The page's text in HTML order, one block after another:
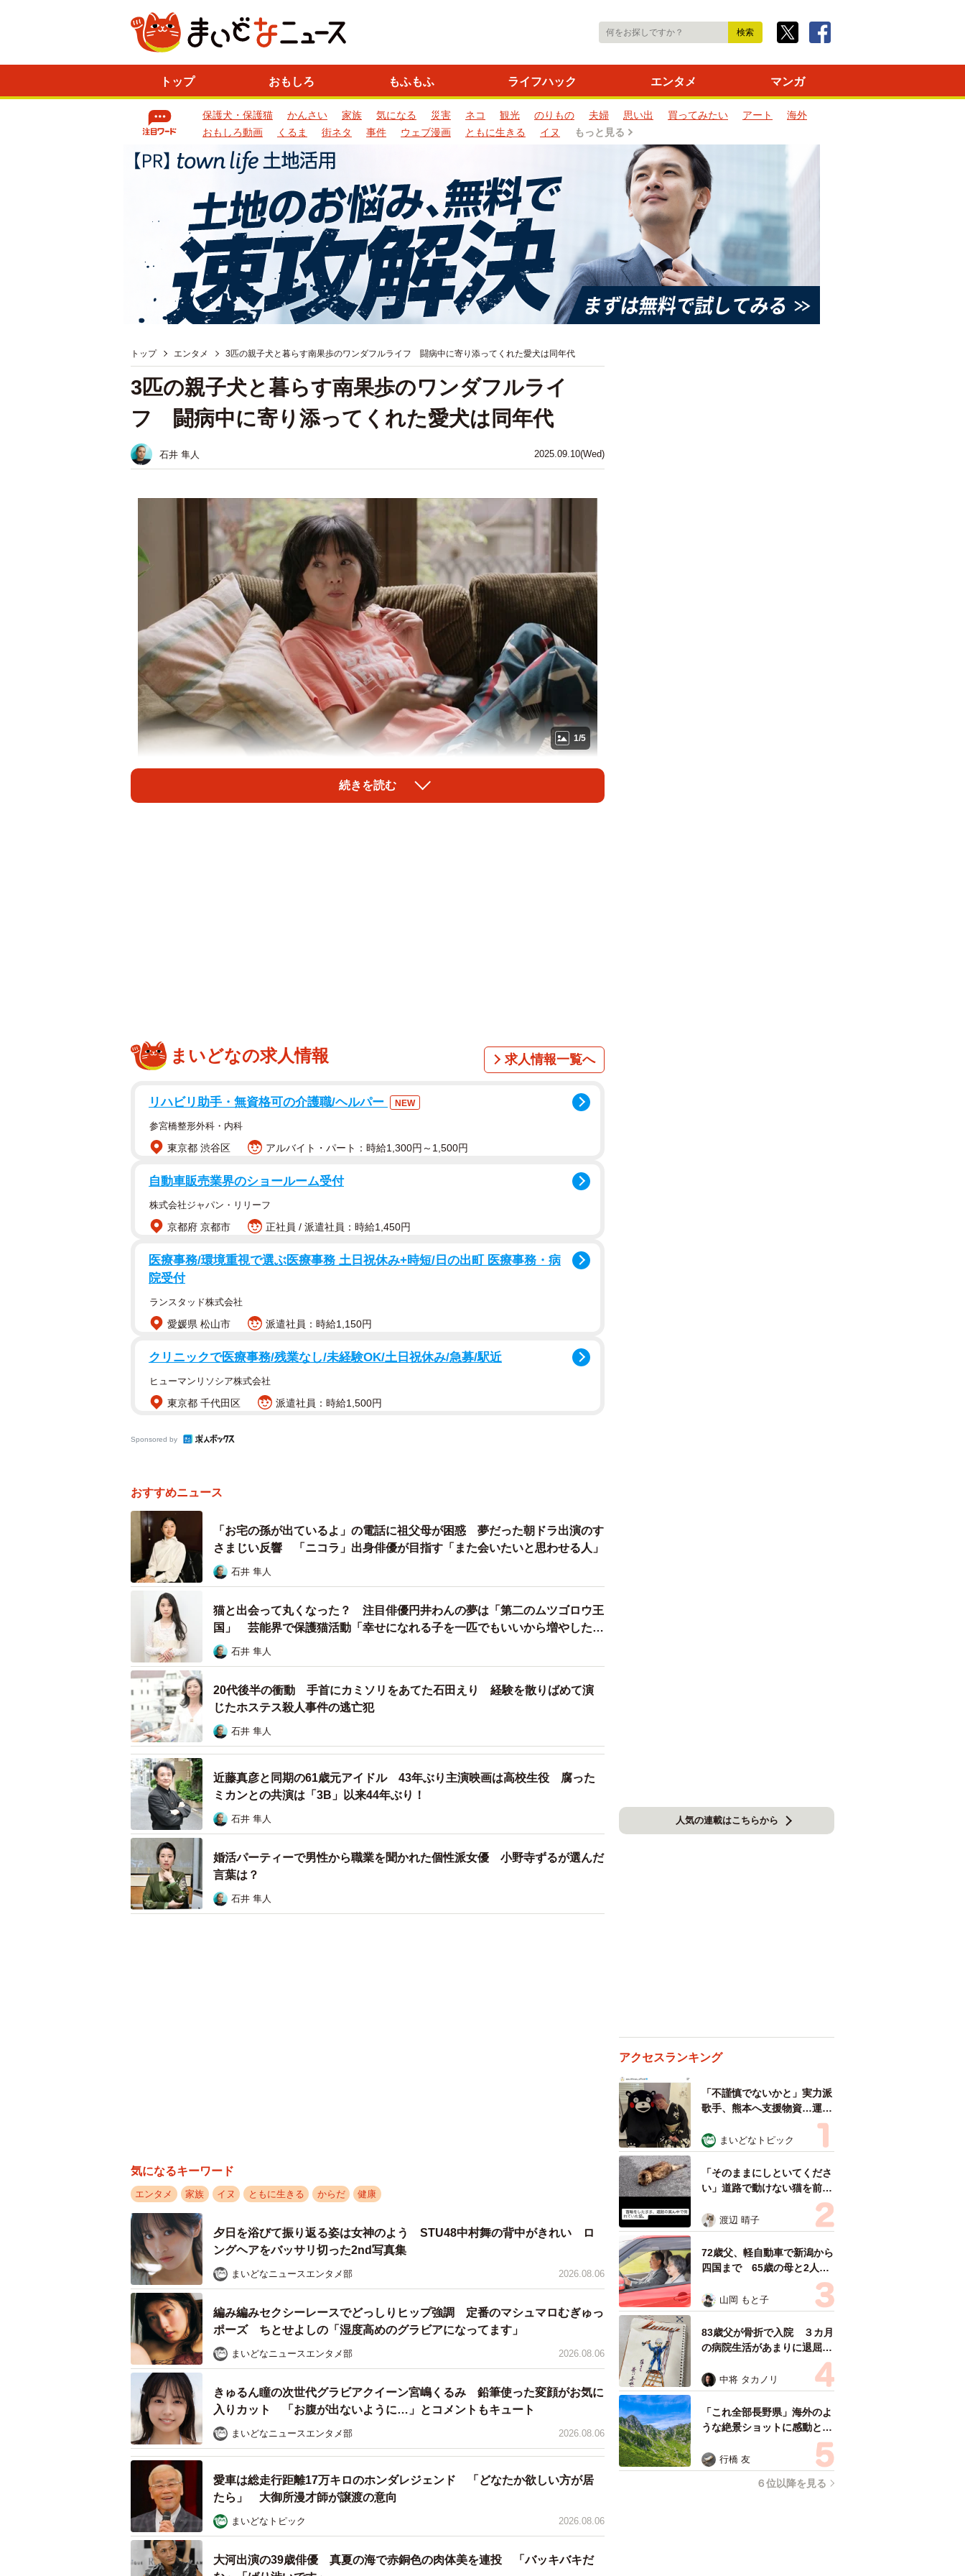
トップ おもしろ もふもふ ライフハック エンタメ マンガ
保護犬・保護猫 かんさい 家族 気になる 災害 ネコ 観光 のりもの 夫婦 思い出 買ってみたい アート
海外
おもしろ動画
くるま 街ネタ 事件 ウェブ漫画 ともに生きる イヌ もっと見る
トップ エンタメ 3匹の親子犬と暮らす南果歩のワンダフルライフ 闘病中に寄り添ってくれた愛犬は同年代
2025.09.10(Wed)
3匹の親子犬と暮らす南果歩のワンダフルライ
フ 闘病中に寄り添ってくれた愛犬は同年代
石井 隼人
1/5
主演映画『ルール・オブ・リビング ～“わたし”の生き方・再起動～』
「一番の身近な自然です」
には同じですね」と目を細める。
南果歩、ワンダフルライフ中（ご本人提供）
感心する日々
サンスクリット語で「感謝」「平和」を意味するシャンティには、深い思い入れと思い出が
ある。
「ちょうど私が乳癌に罹患する前年にお友達のお家で生まれた子を譲り受けたんです。それ
がシャンティ。偶然にも凄く良いタイミングでやって来てくれたなと思います。私が病気で
落ち込んでいた時もずっと傍にいてくれましたから」
南は3匹を評して「一番の身近な自然」と言う。気付きを与えてくれる存在として尊敬して
いる。「本能のままに食べ、寝て、遊ぶ。獣として自然体でありのままに生きる姿には、人
間として見習うべきものが沢山あると感心させられる毎日です」
3/5
9月19日には南主演の映画『ルール・オブ・リビング ～“わたし”の生き方・再起動～』が公
開される。異文化交流を通して新しい人生を開拓していくポジティブコメディーだ。
初日翌日の9月20日には新宿ピカデリーにて公開記念舞台挨が実施され、南、すみれ、グレ
続きを読む
まいどなの求人情報 求人情報一覧へ
リハビリ助手・無資格可の介護職/ヘルパー NEW
参宮橋整形外科・内科
東京都 渋谷区 アルバイト・パート：時給1,300円～1,500円
自動車販売業界のショールーム受付
株式会社ジャパン・リリーフ
京都府 京都市 正社員 / 派遣社員：時給1,450円
医療事務/環境重視で選ぶ医療事務 土日祝休み+時短/日の出町 医療事務・病
院受付
ランスタッド株式会社
愛媛県 松山市 派遣社員：時給1,150円
クリニックで医療事務/残業なし/未経験OK/土日祝休み/急募/駅近
ヒューマンリソシア株式会社
東京都 千代田区 派遣社員：時給1,500円
Sponsored by
おすすめニュース
「お宅の孫が出ているよ」の電話に祖父母が困惑 夢だった朝ドラ出演のす
さまじい反響 「ニコラ」出身俳優が目指す「また会いたいと思わせる人」
石井 隼人
猫と出会って丸くなった？ 注目俳優円井わんの夢は「第二のムツゴロウ王
国」 芸能界で保護猫活動「幸せになれる子を一匹でもいいから増やした
い」
石井 隼人
20代後半の衝動 手首にカミソリをあてた石田えり 経験を散りばめて演
じたホステス殺人事件の逃亡犯
石井 隼人
近藤真彦と同期の61歳元アイドル 43年ぶり主演映画は高校生役 腐った
ミカンとの共演は「3B」以来44年ぶり！
石井 隼人
婚活パーティーで男性から職業を聞かれた個性派女優 小野寺ずるが選んだ
言葉は？
石井 隼人
気になるキーワード
エンタメ 家族 イヌ ともに生きる からだ 健康
夕日を浴びて振り返る姿は女神のよう STU48中村舞の背中がきれい ロ
ングヘアをバッサリ切った2nd写真集
まいどなニュースエンタメ部 2026.08.06
編み編みセクシーレースでどっしりヒップ強調 定番のマシュマロむぎゅっ
ポーズ ちとせよしの「湿度高めのグラビアになってます」
まいどなニュースエンタメ部 2026.08.06
きゅるん瞳の次世代グラビアクイーン宮嶋くるみ 鉛筆使った変顔がお気に
入りカット 「お腹が出ないように…」とコメントもキュート
まいどなニュースエンタメ部 2026.08.06
愛車は総走行距離17万キロのホンダレジェンド 「どなたか欲しい方が居
たら」 大御所漫才師が譲渡の意向
まいどなトピック 2026.08.06
大河出演の39歳俳優 真夏の海で赤銅色の肉体美を連投 「バッキバキだ
人気の連載はこちらから
アクセスランキング
「不謹慎でないかと」実力派
歌手、熊本へ支援物資…運搬
トラックの車体デザインにた
めらい 「痛いほど伝わる」
「行動され立派」
まいどなトピック
「そのままにしといてくださ
い」道路で動けない猫を前に
返された一言… 懸命に生き
ようとした4日間 「命の重
さはみんな同じ」保護団体代
表の訴え
渡辺 晴子
72歳父、軽自動車で新潟から
四国まで 65歳の母と2人で
3泊4日の旅 パーキングの休
憩まで分刻み… 「大学生で
も組まねえよ！」
山岡 もと子
83歳父が骨折で入院 ３カ月
の病院生活があまりに退屈で
い！」→スケッチブックを見
た家族が仰天「これ、売れま
すよ…」
中将 タカノリ
「これ全部長野県」海外のよ
うな絶景ショットに感動と反
響「離れてからいいところだ
ったんだって気づいた」
行橋 友
６位以降を見る